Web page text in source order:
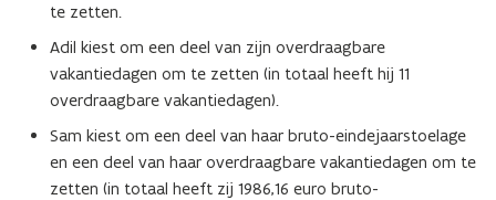
te zetten.
Adil kiest om een deel van zijn overdraagbare
vakantiedagen om te zetten (in totaal heeft hij 11
overdraagbare vakantiedagen).
Sam kiest om een deel van haar bruto-eindejaarstoelage
en een deel van haar overdraagbare vakantiedagen om te
zetten (in totaal heeft zij 1986,16 euro bruto-